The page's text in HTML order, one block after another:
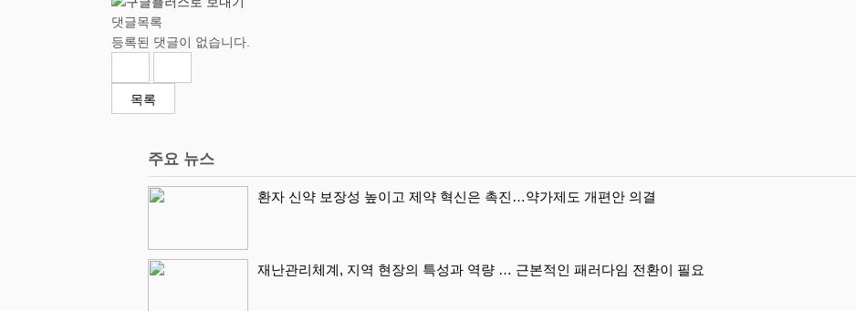
댓글목록
등록된 댓글이 없습니다.
목록
주요 뉴스
환자 신약 보장성 높이고 제약 혁신은 촉진…약가제도 개편안 의결
재난관리체계, 지역 현장의 특성과 역량 … 근본적인 패러다임 전환이 필요